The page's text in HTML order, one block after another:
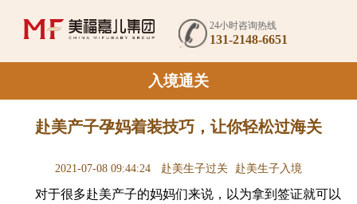
24小时咨询热线
131-2148-6651
入境通关
赴美产子孕妈着装技巧，让你轻松过海关
2021-07-08 09:44:24 赴美生子过关 赴美生子入境
对于很多赴美产子的妈妈们来说，以为拿到签证就可以